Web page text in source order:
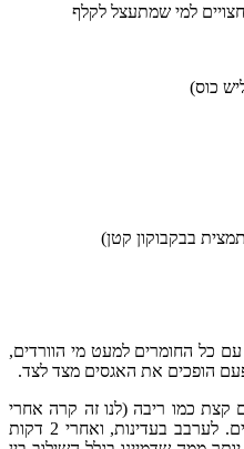
כוס)
בבקבוקון קטן)
כל החומרים למעט מי הוורדים,
הופכים את האגסים מצד לצד.
קצת כמו ריבה (לנו זה קרה אחרי
כחצי שעה) אז להוסיף את מי הוורדים. לערבב בעדינות, ואחרי 2 דקות